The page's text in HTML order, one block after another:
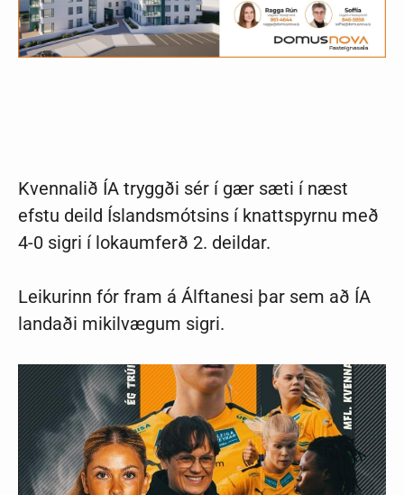
Kvennalið ÍA tryggði sér í gær sæti í næst
efstu deild Íslandsmótsins í knattspyrnu með
4-0 sigri í lokaumferð 2. deildar.
Leikurinn fór fram á Álftanesi þar sem að ÍA
landaði mikilvægum sigri.